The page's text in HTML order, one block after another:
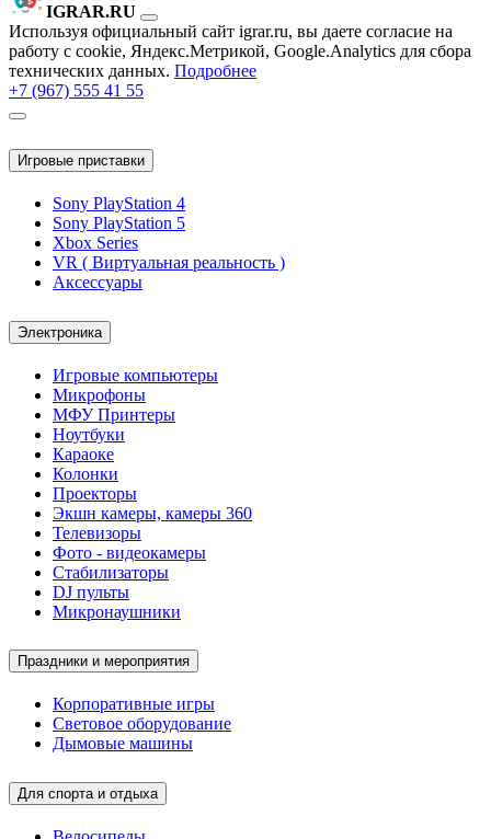
IGRAR.RU
Используя официальный сайт igrar.ru, вы даете согласие на
работу с cookie, Яндекс.Метрикой, Google.Analytics для сбора
технических данных. Подробнее
+7 (967) 555 41 55
Игровые приставки
Sony PlayStation 4
Sony PlayStation 5
Xbox Series
VR ( Виртуальная реальность )
Аксессуары
Электроника
Игровые компьютеры
Микрофоны
МФУ Принтеры
Ноутбуки
Караоке
Колонки
Проекторы
Экшн камеры, камеры 360
Телевизоры
Фото - видеокамеры
Стабилизаторы
DJ пульты
Микронаушники
Праздники и мероприятия
Корпоративные игры
Световое оборудование
Дымовые машины
Для спорта и отдыха